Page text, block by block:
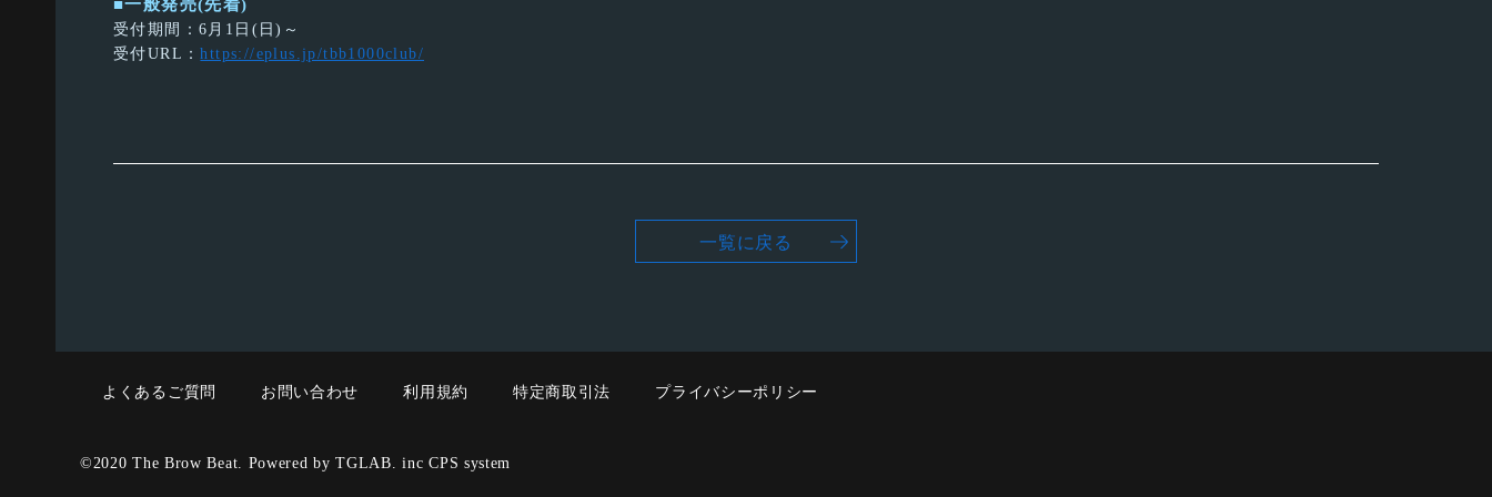
■一般発売(先着)
受付期間：6月1日(日)～
受付URL：https://eplus.jp/tbb1000club/
一覧に戻る
よくあるご質問 お問い合わせ 利用規約 特定商取引法 プライバシーポリシー
©2020 The Brow Beat. Powered by TGLAB. inc CPS system